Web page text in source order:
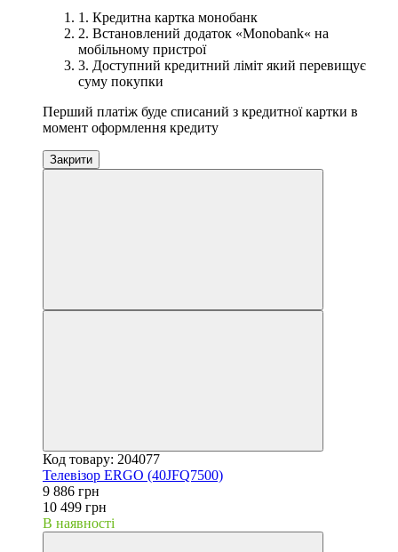
1. Кредитна картка монобанк
2. Встановлений додаток «Monobank« на
мобільному пристрої
3. Доступний кредитний ліміт який перевищує
суму покупки
Перший платіж буде списаний з кредитної картки в
момент оформлення кредиту
Закрити
Код товару: 204077
Телевізор ERGO (40JFQ7500)
9 886 грн
10 499 грн
В наявності